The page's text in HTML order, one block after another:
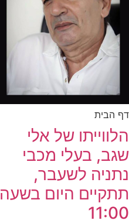
דף הבית
הלווייתו של אלי
שגב, בעלי מכבי
נתניה לשעבר,
תתקיים היום בשעה
11:00